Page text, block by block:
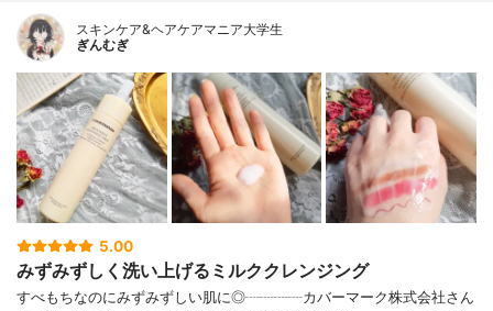
スキンケア&ヘアケアマニア大学生
ぎんむぎ
5.00
みずみずしく洗い上げるミルククレンジング
すべもちなのにみずみずしい肌に◎┈┈┈┈カバーマーク株式会社さん